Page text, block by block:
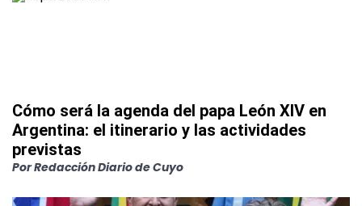
Cómo será la agenda del papa León XIV en
Argentina: el itinerario y las actividades
previstas
PorRedacción Diario de Cuyo